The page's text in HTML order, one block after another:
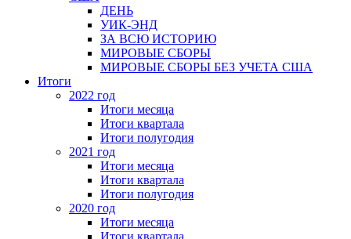
ДЕНЬ
УИК-ЭНД
ЗА ВСЮ ИСТОРИЮ
МИРОВЫЕ СБОРЫ
МИРОВЫЕ СБОРЫ БЕЗ УЧЕТА США
Итоги
2022 год
Итоги месяца
Итоги квартала
Итоги полугодия
2021 год
Итоги месяца
Итоги квартала
Итоги полугодия
2020 год
Итоги месяца